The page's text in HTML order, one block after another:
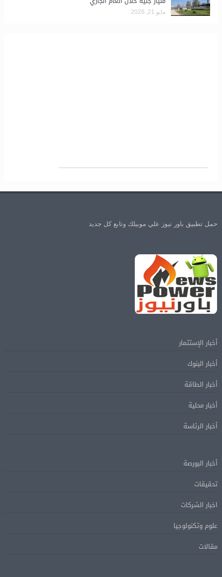
مايو 21, 2026
حمل تطبيق باور نيوز علي موبيلك وتابع كل جديد
أخبار الإستثمار
أخبار البنوك
أخبار الطاقة
أخبار محلية
أخبار الرئاسة
أخبار البورصة
تحقيقات
اخبار الشركات
علوم وتكنولوجيا
مقالات